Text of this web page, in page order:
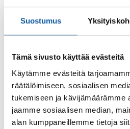
Suostumus
Tämä sivusto käyttää evästeitä
Käytämme evästeitä
räätälöimiseen, sosiaalisen
tukemiseen ja kävijämäärämme
jaamme sosiaalisen median,
alan kumppaneillemme tietoja
Juhlapäivänä Paimio liittyy
uutena, seitsemäntenä kuntana....
Ehkäisevän päihdetyön
Uutiset 22.5.2025